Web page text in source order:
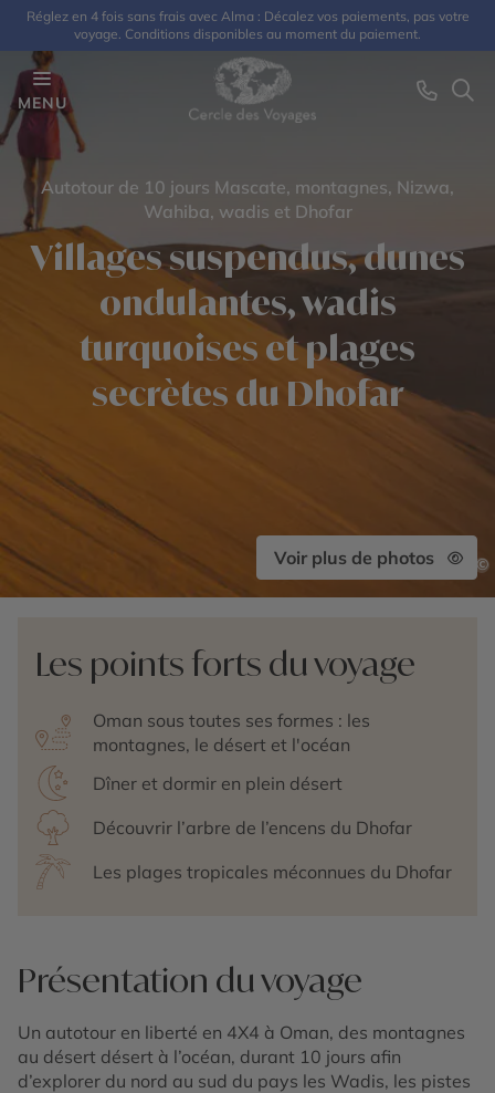
Réglez en 4 fois sans frais avec Alma : Décalez vos paiements, pas votre
voyage. Conditions disponibles au moment du paiement.
MENU
Autotour de 10 jours Mascate, montagnes, Nizwa,
Wahiba, wadis et Dhofar
Villages suspendus, dunes
ondulantes, wadis
turquoises et plages
secrètes du Dhofar
Voir plus de photos ©
Les points forts du voyage
Oman sous toutes ses formes : les
montagnes, le désert et l'océan
Dîner et dormir en plein désert
Découvrir l’arbre de l’encens du Dhofar
Les plages tropicales méconnues du Dhofar
Présentation du voyage
Un autotour en liberté en 4X4 à Oman, des montagnes
au désert désert à l’océan, durant 10 jours afin
d’explorer du nord au sud du pays les Wadis, les pistes